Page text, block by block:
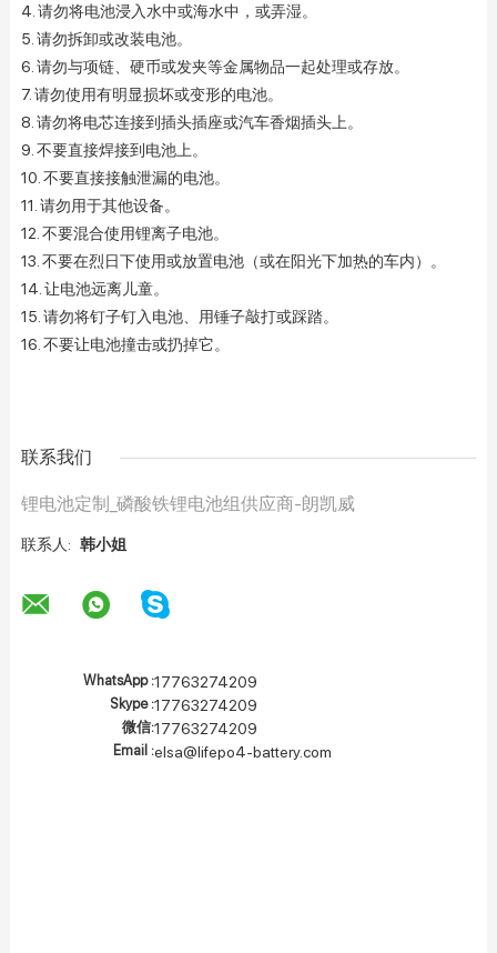
4. 请勿将电池浸入水中或海水中，或弄湿。
5. 请勿拆卸或改装电池。
6. 请勿与项链、硬币或发夹等金属物品一起处理或存放。
7. 请勿使用有明显损坏或变形的电池。
8. 请勿将电芯连接到插头插座或汽车香烟插头上。
9. 不要直接焊接到电池上。
10. 不要直接接触泄漏的电池。
11. 请勿用于其他设备。
12. 不要混合使用锂离子电池。
13. 不要在烈日下使用或放置电池（或在阳光下加热的车内）。
14. 让电池远离儿童。
15. 请勿将钉子钉入电池、用锤子敲打或踩踏。
16. 不要让电池撞击或扔掉它。
联系我们
锂电池定制_磷酸铁锂电池组供应商-朗凯威
联系人: 韩小姐
WhatsApp :17763274209
Skype :17763274209
微信:17763274209
Email :elsa@lifepo4-battery.com